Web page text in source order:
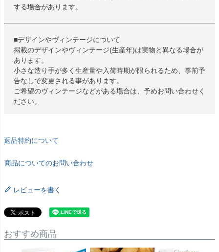
する場合があります。
■デザインやヴィンテージについて
掲載のデザインやヴィンテージ(生産年)は実物と異なる場合が
あります。
小さな造り手が多く生産量や入荷時期が限られるため、事前予
告なしで変更される事があります。
ご希望のヴィンテージなどがある場合は、予めお問い合わせく
ださい。
返品特約について
商品についてのお問い合わせ
レビューを書く
おすすめ商品